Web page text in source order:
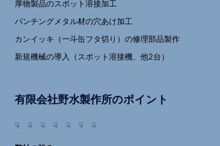
厚物製品のスポット溶接加工
パンチングメタル材の穴あけ加工
カンイッキ（一斗缶フタ切り）の修理部品製作
新規機械の導入（スポット溶接機、他2台）
有限会社野水製作所のポイント
☟ ☟ ☟ ☟ ☟ ☟ ☟